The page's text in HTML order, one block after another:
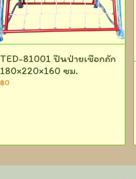
TED-81001 ปีนป่ายเชือกถัก
180×220×160 ซม.
฿0